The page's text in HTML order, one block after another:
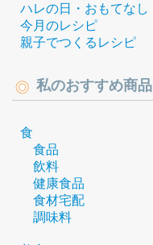
ハレの日・おもてなし
今月のレシピ
親子でつくるレシピ
私のおすすめ商品
食
食品
飲料
健康食品
食材宅配
調味料